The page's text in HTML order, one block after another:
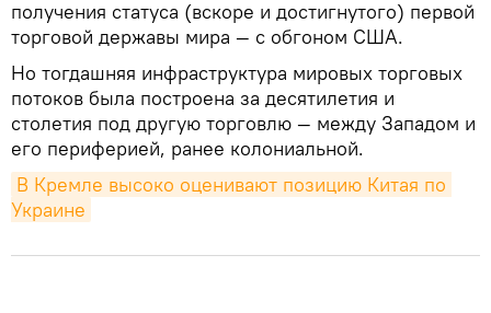
получения статуса (вскоре и достигнутого) первой
торговой державы мира — с обгоном США.
Но тогдашняя инфраструктура мировых торговых
потоков была построена за десятилетия и
столетия под другую торговлю — между Западом и
его периферией, ранее колониальной.
В Кремле высоко оценивают позицию Китая по
Украине